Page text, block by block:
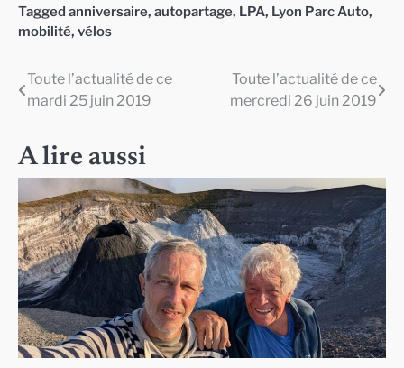
Tagged anniversaire, autopartage, LPA, Lyon Parc Auto,
mobilité, vélos
Navigation
l’article
Toute l’actualité de ce
mardi 25 juin 2019
Toute l’actualité de ce
mercredi 26 juin 2019
A lire aussi